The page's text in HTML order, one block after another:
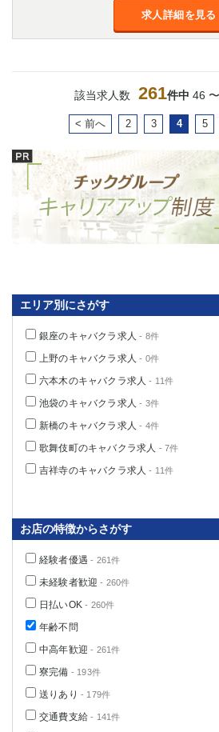
求人詳細を見る
該当求人数 261件中 46
< 前へ 2 3 4 5
エリア別にさがす
銀座のキャバクラ求人- 8件
上野のキャバクラ求人- 0件
六本木のキャバクラ求人- 11件
池袋のキャバクラ求人- 3件
新橋のキャバクラ求人- 4件
歌舞伎町のキャバクラ求人 - 7件
吉祥寺のキャバクラ求人- 11件
お店の特徴からさがす
経験者優遇 - 261件
未経験者歓迎 - 260件
日払いOK - 260件
年齢不問
中高年歓迎 - 261件
寮完備 - 193件
送りあり - 179件
交通費支給 - 141件